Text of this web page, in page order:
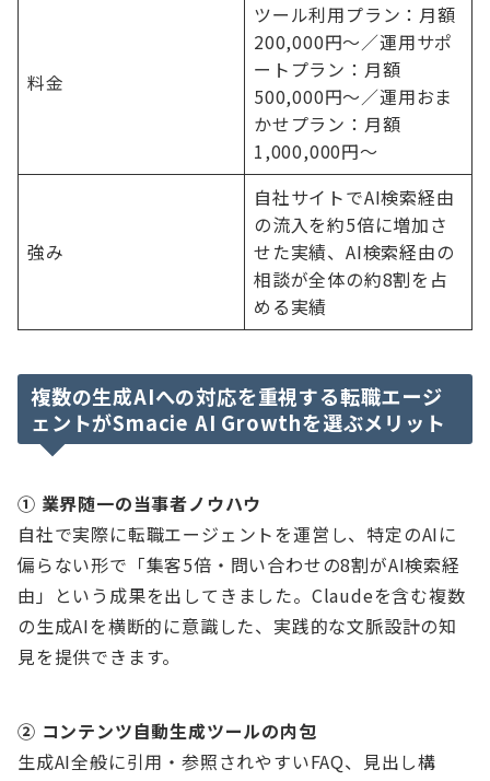
料金
ツール利用プラン：月額
200,000円〜／運用サポ
ートプラン：月額
500,000円〜／運用おま
かせプラン：月額
1,000,000円〜
強み
自社サイトでAI検索経由
の流入を約5倍に増加さ
せた実績、AI検索経由の
相談が全体の約8割を占
める実績
複数の生成AIへの対応を重視する転職エージ
ェントがSmacie AI Growthを選ぶメリット
① 業界随一の当事者ノウハウ
自社で実際に転職エージェントを運営し、特定のAIに
偏らない形で「集客5倍・問い合わせの8割がAI検索経
由」という成果を出してきました。Claudeを含む複数
の生成AIを横断的に意識した、実践的な文脈設計の知
見を提供できます。
② コンテンツ自動生成ツールの内包
生成AI全般に引用・参照されやすいFAQ、見出し構